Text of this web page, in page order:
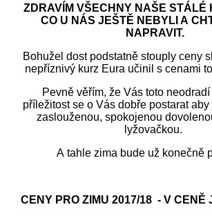
ZDRAVÍM VŠECHNY NAŠE STÁLÉ
CO U NÁS JEŠTĚ NEBYLI A
NAPRAVIT.
Bohužel dost podstatně stouply ceny
nepříznivý kurz Eura učinil s cenami
Pevně věřím, že Vás toto
příležitost se o Vás dobře postarat
zaslouženou, spokojenou
lyžovačkou.
A tahle zima bude už konečně
CENY PRO ZIMU 2017/18 - V CENĚ